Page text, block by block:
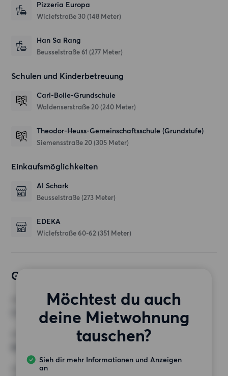
Pizzeria Europa
Wiclefstraße 30 (148 Meter)
Han Sa Rang
Beusselstraße 61 (277 Meter)
Schulen und Kinderbetreuung
Carl-Bolle-Grundschule
Waldenserstraße 20 (240 Meter)
Theodor-Heuss-Gemeinschaftsschule (Grundstufe)
Siemensstraße 20 (305 Meter)
Einkaufsmöglichkeiten
Al Schark
Beusselstraße (273 Meter)
EDEKA
Wiclefstraße 60-62 (351 Meter)
Gewünschte Wohnung
Möchtest du auch
deine Mietwohnung
tauschen?
Sieh dir mehr Informationen und Anzeigen
an
2 Zimmer
MINDESTANZAHL AN QUADRATMETERN
HÖCHSTMIETE (KALTMIETE)